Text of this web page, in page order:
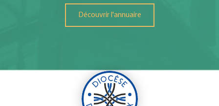
Découvrir l'annuaire